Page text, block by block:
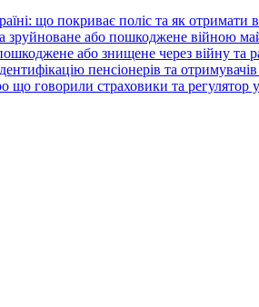
що покриває поліс та як отримати
зруйноване або пошкоджене війною
або знищене через війну та
пенсіонерів та
що говорили страховики та регулятор